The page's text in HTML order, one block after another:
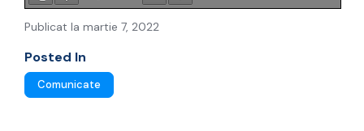
Publicat la martie 7, 2022
Posted In
Comunicate